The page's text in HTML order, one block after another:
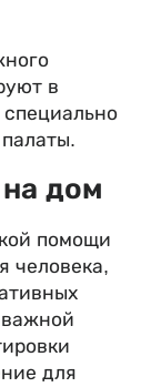
в
дом
помощи
человека,
для